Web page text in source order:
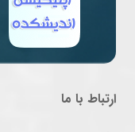
ارتباط با ما